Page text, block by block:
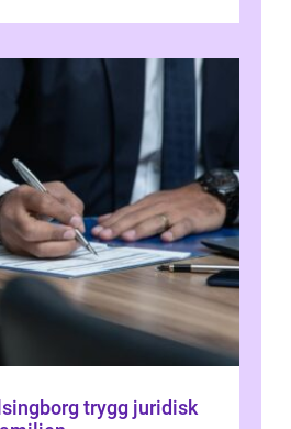
trygg juridisk